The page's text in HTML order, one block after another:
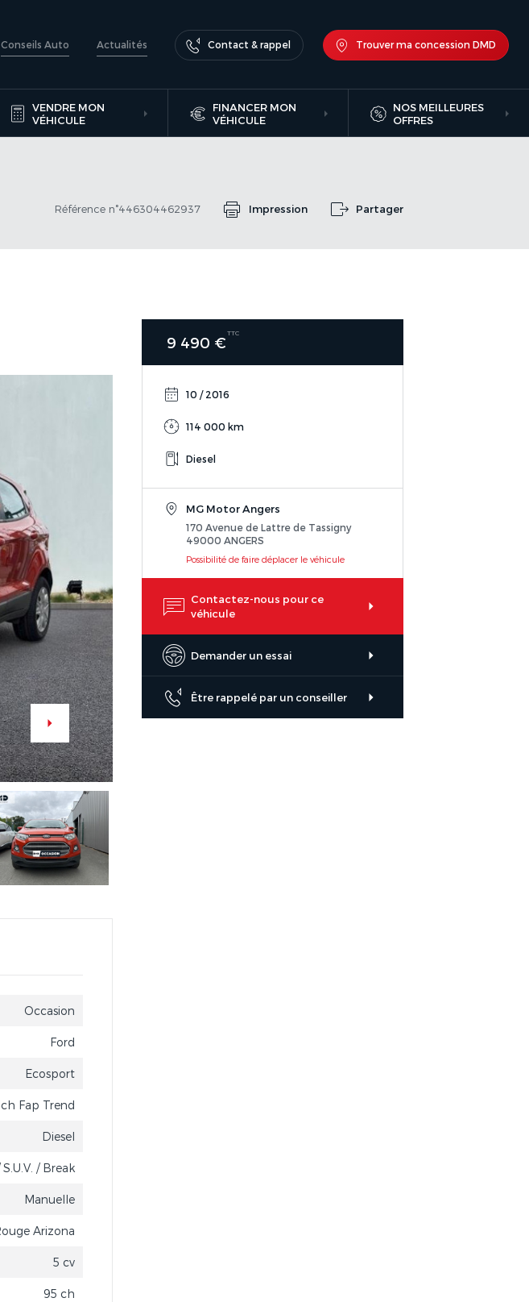
Conseils Auto Actualités Contact & rappel Trouver ma concession DMD
VENDRE MON
VÉHICULE
FINANCER MON
VÉHICULE
NOS MEILLEURES
OFFRES
Référence n°446304462937 Impression Partager
9 490 €
TTC
10 / 2016
114 000 km
Diesel
MG Motor Angers
170 Avenue de Lattre de Tassigny
49000 ANGERS
Possibilité de faire déplacer le véhicule
Contactez-nous pour ce
véhicule
Demander un essai
Être rappelé par un conseiller
Occasion
Ford
Ecosport
Fap Trend
Diesel
/ Break
Manuelle
Arizona
5 cv
95 ch